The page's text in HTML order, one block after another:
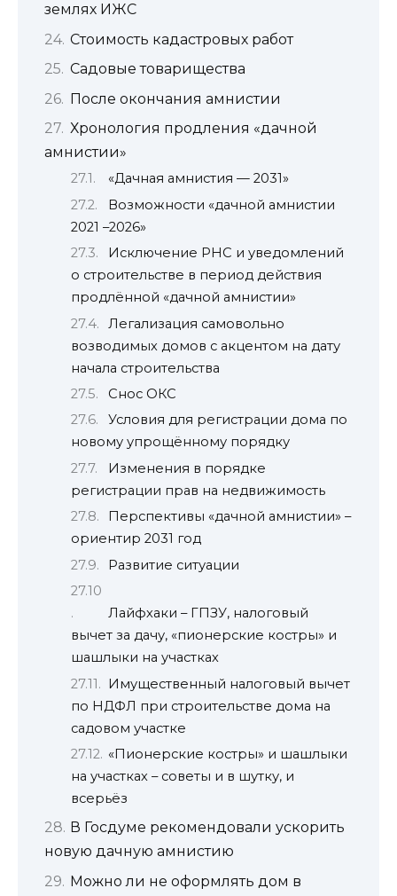
землях ИЖС
Стоимость кадастровых работ
Садовые товарищества
После окончания амнистии
Хронология продления «дачной
амнистии»
«Дачная амнистия — 2031»
Возможности «дачной амнистии
2021 –2026»
Исключение РНС и уведомлений
о строительстве в период действия
продлённой «дачной амнистии»
Легализация самовольно
возводимых домов с акцентом на дату
начала строительства
Снос ОКС
Условия для регистрации дома по
новому упрощённому порядку
Изменения в порядке
регистрации прав на недвижимость
Перспективы «дачной амнистии» –
ориентир 2031 год
Развитие ситуации
Лайфхаки – ГПЗУ, налоговый
вычет за дачу, «пионерские костры» и
шашлыки на участках
Имущественный налоговый вычет
по НДФЛ при строительстве дома на
садовом участке
«Пионерские костры» и шашлыки
на участках – советы и в шутку, и
всерьёз
В Госдуме рекомендовали ускорить
новую дачную амнистию
Можно ли не оформлять дом в